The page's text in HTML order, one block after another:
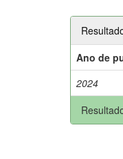
Ano de
2024